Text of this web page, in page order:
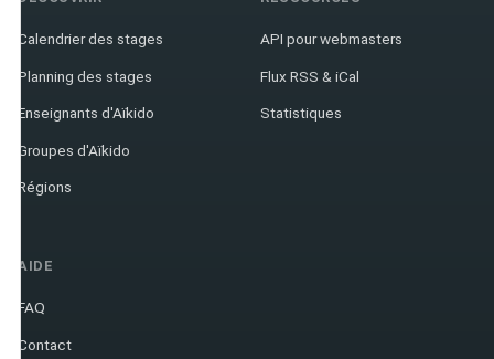
Calendrier des stages
Planning des stages
Enseignants d'Aïkido
Groupes d'Aïkido
Régions
API pour webmasters
Flux RSS & iCal
Statistiques
AIDE
FAQ
Contact